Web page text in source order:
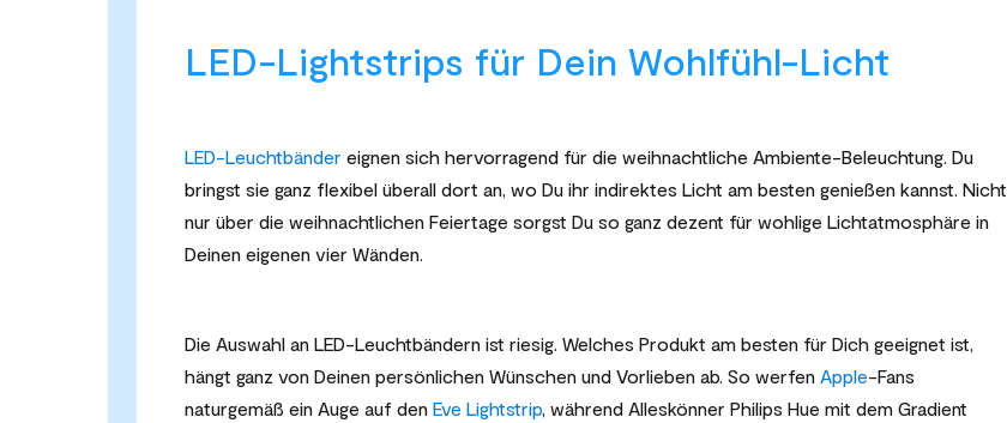
LED-Lightstrips für Dein Wohlfühl-Licht
LED-Leuchtbänder eignen sich hervorragend für die weihnachtliche Ambiente-Beleuchtung. Du
bringst sie ganz flexibel überall dort an, wo Du ihr indirektes Licht am besten genießen kannst. Nicht
nur über die weihnachtlichen Feiertage sorgst Du so ganz dezent für wohlige Lichtatmosphäre in
Deinen eigenen vier Wänden.
Die Auswahl an LED-Leuchtbändern ist riesig. Welches Produkt am besten für Dich geeignet ist,
hängt ganz von Deinen persönlichen Wünschen und Vorlieben ab. So werfen Apple-Fans
naturgemäß ein Auge auf den Eve Lightstrip , während Alleskönner Philips Hue mit dem Gradient